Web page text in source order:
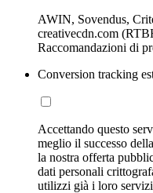
AWIN, Sovendus,
creativecdn.com
Raccomandazioni di
Conversion tracking
Accettando questo
meglio il successo
la nostra offerta
dati personali
utilizzi già i loro